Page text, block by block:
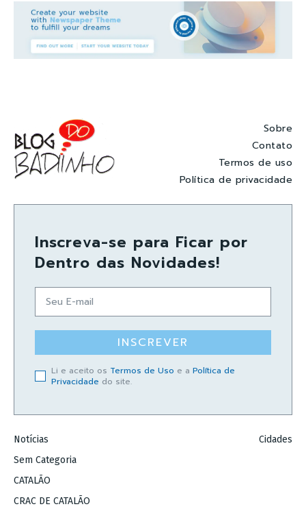
Sobre
Contato
Termos de uso
Política de privacidade
Inscreva-se para Ficar por
Dentro das Novidades!
INSCREVER
Li e aceito os Termos de Uso e a Política de
Privacidade do site.
Notícias
Sem Categoria
CATALÃO
CRAC DE CATALÃO
Cidades